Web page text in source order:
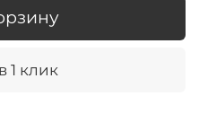
1 клик